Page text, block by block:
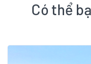
Có thể